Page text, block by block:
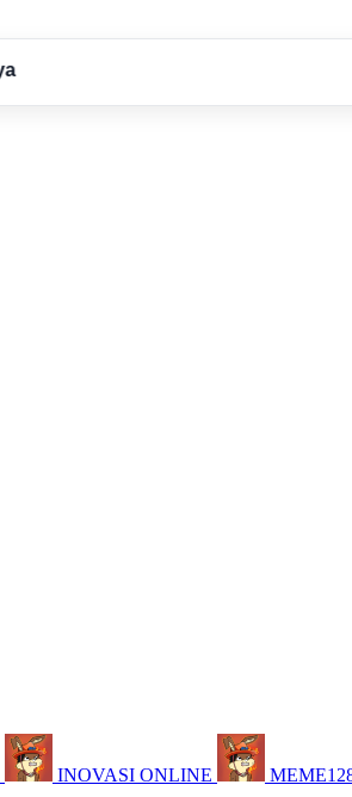
INOVASI ONLINE